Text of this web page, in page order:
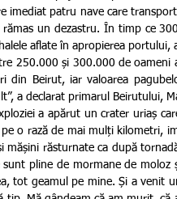
imediat patru nave care
un dezastru. În timp ce
aflate în apropierea portului,
din Beirut, iar valoarea
a declarat primarul Beirutului,
o rază de mai mulți kilometri,
mășini răsturnate ca după
pline de mormane de moloz
tot geamul pe mine. Și a venit